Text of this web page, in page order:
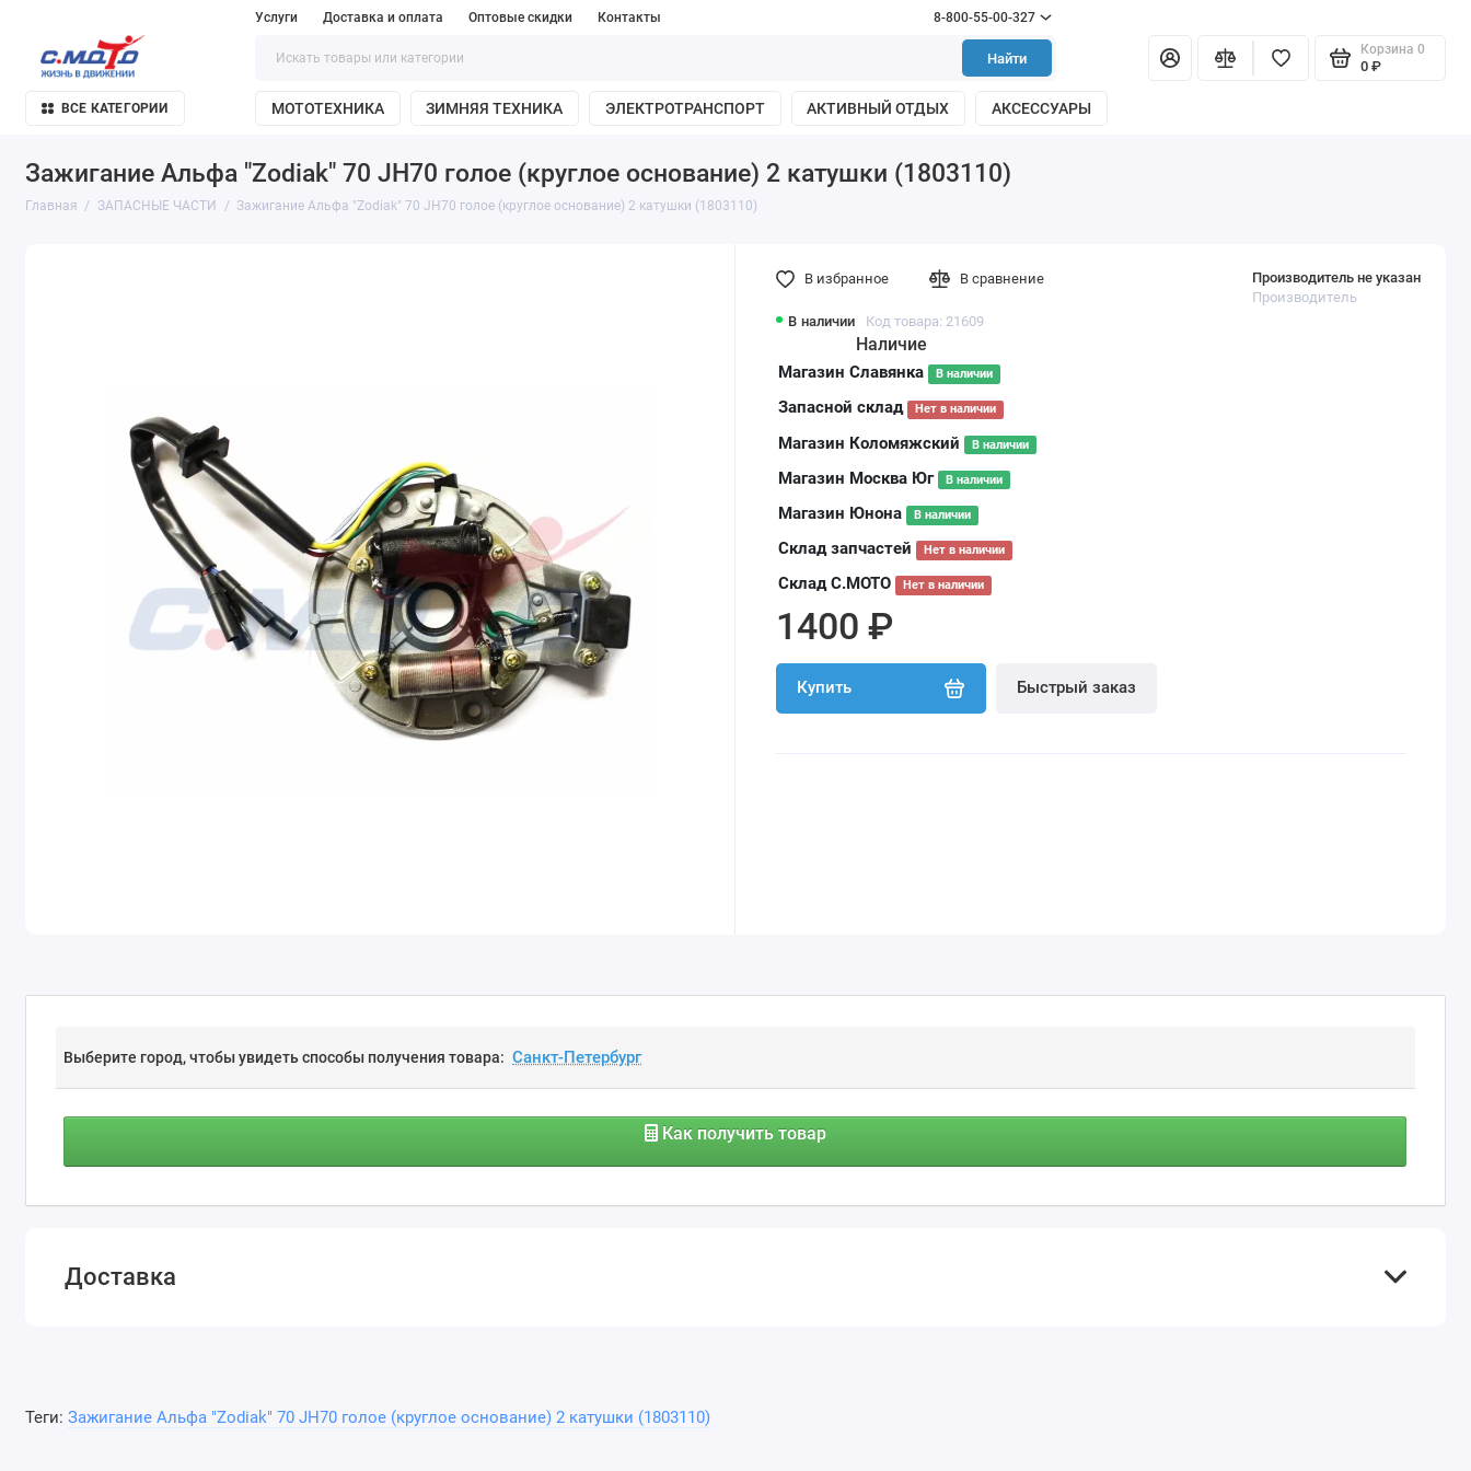
Услуги Доставка и оплата Оптовые скидки Контакты 8-800-55-00-327
Найти
Корзина 0
0 ₽
ВСЕ КАТЕГОРИИ МОТОТЕХНИКА ЗИМНЯЯ ТЕХНИКА ЭЛЕКТРОТРАНСПОРТ АКТИВНЫЙ ОТДЫХ АКСЕССУАРЫ
Зажигание Альфа "Zodiak" 70 JH70 голое (круглое основание) 2 катушки (1803110)
Главная ЗАПАСНЫЕ ЧАСТИ Зажигание Альфа "Zodiak" 70 JH70 голое (круглое основание) 2 катушки (1803110)
В наличии Код товара: 21609
Производитель не указан
Производитель
Наличие
Магазин Славянка В наличии
Запасной склад Нет в наличии
Магазин Коломяжский В наличии
Магазин Москва Юг В наличии
Магазин Юнона В наличии
Склад запчастей Нет в наличии
Склад С.МОТО Нет в наличии
1400 ₽
Купить Быстрый заказ
В избранное В сравнение
Выберите город, чтобы увидеть способы получения товара:
Как получить товар
Доставка
Теги: Зажигание Альфа "Zodiak" 70 JH70 голое (круглое основание) 2 катушки (1803110)